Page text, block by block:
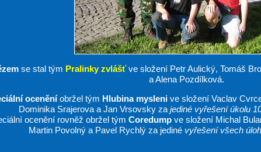
se stal tým Pralinky zvlášťve složení Petr Aulický, Tomáš
a Alena Pozdílková.
oceněníobržel tým Hlubina mysleni ve složení Vaclav
Dominika Srajerova a Jan Vrsovsky za jediné vyřešení úkolu
ocenění rovněž obržel tým Coredump ve složení Michal
Martin Povolný a Pavel Rychlý za jediné vyřešení všech